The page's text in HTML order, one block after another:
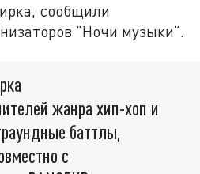
сообщили
"Ночи музыки".
жанра хип-хоп и
баттлы,
с